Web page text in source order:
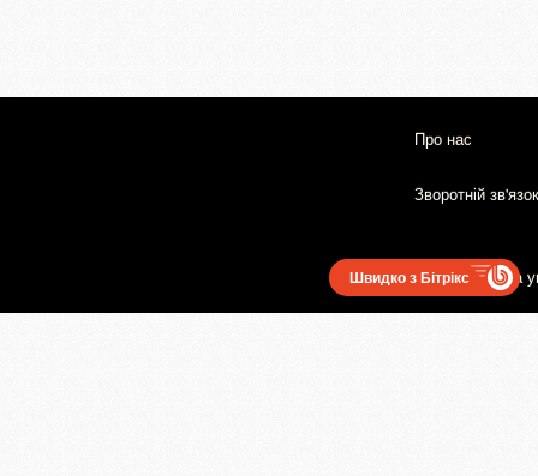
Про нас
Зворотній зв'язок
Користувацька
Швидко з Бітрікс